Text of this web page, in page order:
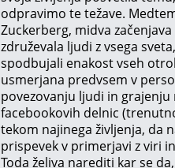
odpravimo te težave.
Zuckerberg, midva
združevala ljudi z vsega
spodbujali enakost vseh
usmerjana predvsem v
povezovanju ljudi in
facebookovih delnic
tekom najinega življenja, da
prispevek v primerjavi z viri
Toda želiva narediti kar se